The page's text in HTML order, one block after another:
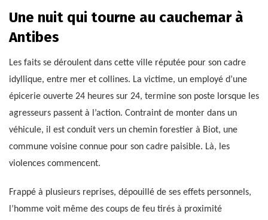
Une nuit qui tourne au cauchemar à
Antibes
Les faits se déroulent dans cette ville réputée pour son cadre
idyllique, entre mer et collines. La victime, un employé d’une
épicerie ouverte 24 heures sur 24, termine son poste lorsque les
agresseurs passent à l’action. Contraint de monter dans un
véhicule, il est conduit vers un chemin forestier à Biot, une
commune voisine connue pour son cadre paisible. Là, les
violences commencent.
Frappé à plusieurs reprises, dépouillé de ses effets personnels,
l’homme voit même des coups de feu tirés à proximité